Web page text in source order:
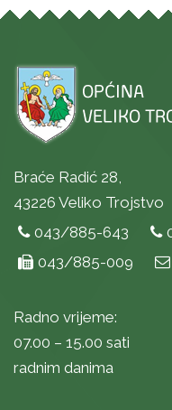
Braće Radić 28,
43226 Veliko Trojstvo
043/885-643
043/885-009
Radno vrijeme:
07.00 – 15.00 sati
radnim danima